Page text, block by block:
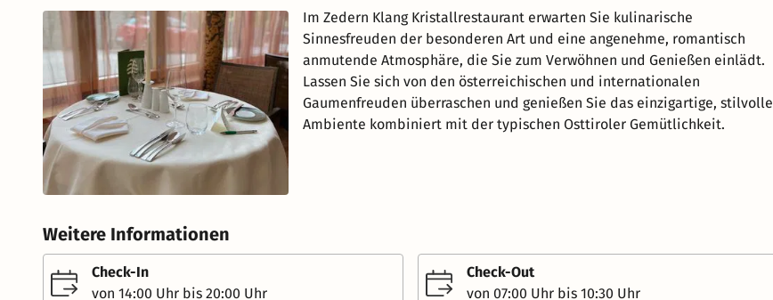
Im Zedern Klang Kristallrestaurant erwarten Sie kulinarische
Sinnesfreuden der besonderen Art und eine angenehme, romantisch
anmutende Atmosphäre, die Sie zum Verwöhnen und Genießen einlädt.
Lassen Sie sich von den österreichischen und internationalen
Gaumenfreuden überraschen und genießen Sie das einzigartige, stilvolle
Ambiente kombiniert mit der typischen Osttiroler Gemütlichkeit.
Weitere Informationen
Check-In
von 14:00 Uhr bis 20:00 Uhr
Check-Out
von 07:00 Uhr bis 10:30 Uhr